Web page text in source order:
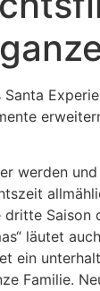
Santa
werden
Saison
läutet
ein
Familie.